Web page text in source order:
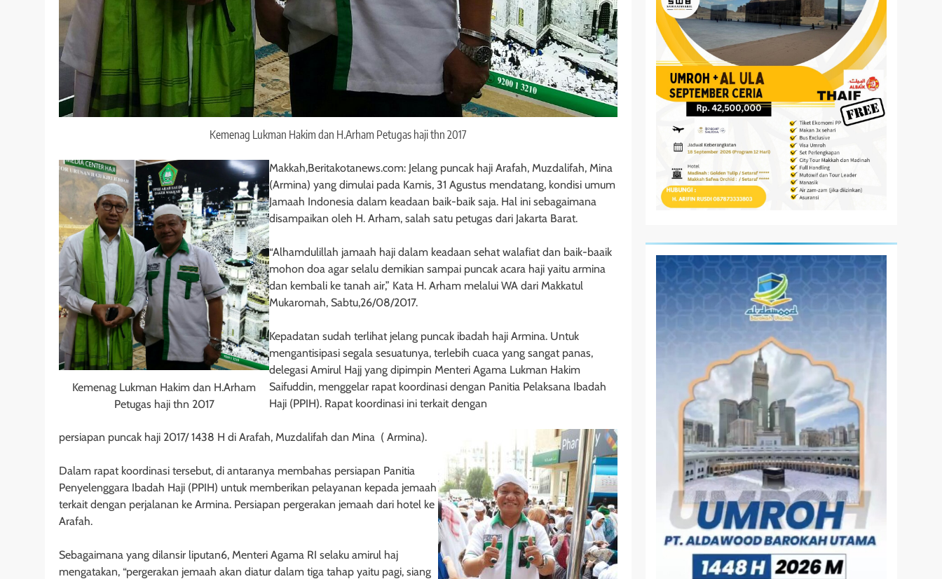
Kemenag Lukman Hakim dan H.Arham Petugas haji thn 2017
Kemenag Lukman Hakim dan H.Arham
Petugas haji thn 2017
Makkah,Beritakotanews.com: Jelang puncak haji Arafah, Muzdalifah, Mina
(Armina) yang dimulai pada Kamis, 31 Agustus mendatang, kondisi umum
Jamaah Indonesia dalam keadaan baik-baik saja. Hal ini sebagaimana
disampaikan oleh H. Arham, salah satu petugas dari Jakarta Barat.
“Alhamdulillah jamaah haji dalam keadaan sehat walafiat dan baik-baaik
mohon doa agar selalu demikian sampai puncak acara haji yaitu armina
dan kembali ke tanah air,” Kata H. Arham melalui WA dari Makkatul
Mukaromah, Sabtu,26/08/2017.
Kepadatan sudah terlihat jelang puncak ibadah haji Armina. Untuk
mengantisipasi segala sesuatunya, terlebih cuaca yang sangat panas,
delegasi Amirul Hajj yang dipimpin Menteri Agama Lukman Hakim
Saifuddin, menggelar rapat koordinasi dengan Panitia Pelaksana Ibadah
Haji (PPIH). Rapat koordinasi ini terkait dengan
persiapan puncak haji 2017/ 1438 H di Arafah, Muzdalifah dan Mina ( Armina).
Dalam rapat koordinasi tersebut, di antaranya membahas persiapan Panitia
Penyelenggara Ibadah Haji (PPIH) untuk memberikan pelayanan kepada jemaah
terkait dengan perjalanan ke Armina. Persiapan pergerakan jemaah dari hotel ke
Arafah.
Sebagaimana yang dilansir liputan6, Menteri Agama RI selaku amirul haj
mengatakan, “pergerakan jemaah akan diatur dalam tiga tahap yaitu pagi, siang